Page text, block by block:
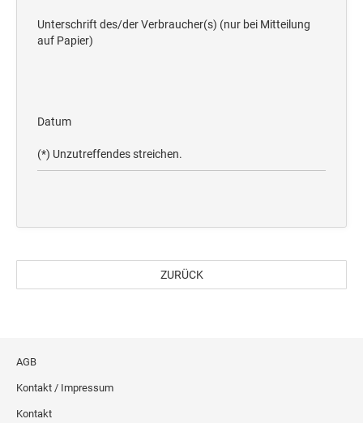
Unterschrift des/der Verbraucher(s) (nur bei Mitteilung
auf Papier)
Datum
(*) Unzutreffendes streichen.
ZURÜCK
AGB
Kontakt / Impressum
Kontakt